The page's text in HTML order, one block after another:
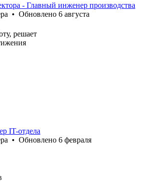
- Главный инженер производства
• Обновлено 6 августа
решает
IT-отдела
• Обновлено 6 февраля